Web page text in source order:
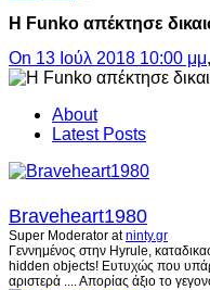
Η Funko απέκτησε
On 13 Ιούλ 2018 10:00 μμ
About
Latest Posts
Braveheart1980
Super Moderator atninty.gr
Γεννημένος στην Hyrule,
hidden objects! Ευτυχώς που
αριστερά .... Απορίας άξιο το